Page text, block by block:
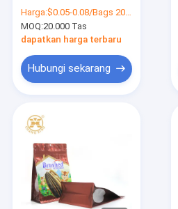
Berita
Kasus
Permintaan Penawaran
Tas Kemasan Kopi
Tas Kemasan Makanan Ringan
Kemasan Makanan
Tas Kemasan Kacang
Untuk Camilan Buah
Harga:$0.05-0.08/Bags 20000-49999 Bags
MOQ:20.000 Tas
dapatkan harga terbaru
Hubungi sekarang